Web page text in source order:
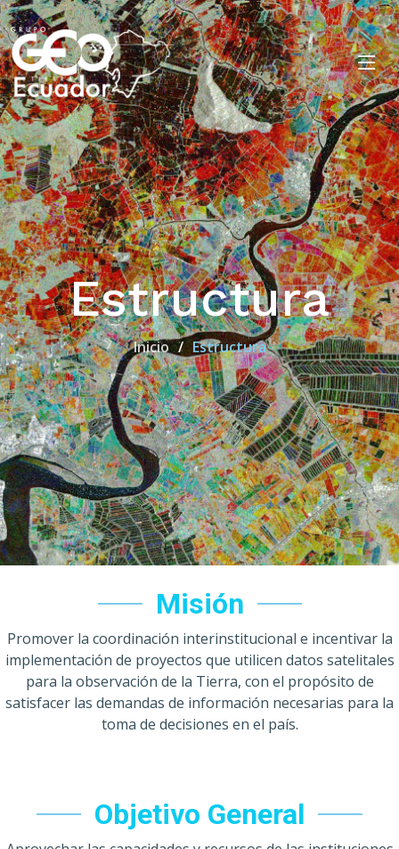
Estructura
Inicio Estructura
Misión
Promover la coordinación interinstitucional e incentivar la
implementación de proyectos que utilicen datos satelitales
para la observación de la Tierra, con el propósito de
satisfacer las demandas de información necesarias para la
toma de decisiones en el país.
Objetivo General